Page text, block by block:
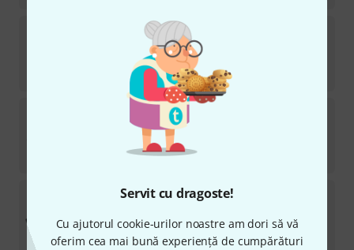
Servit cu dragoste!
Cu ajutorul cookie-urilor noastre am dori să vă
oferim cea mai bună experiență de cumpărături
Audio-Technica ATM75cw
1
lei
Audio-TechnicaAT829 W
5
lei
Audio-Technica Pro 8 HE B-Stock
în stoc
415lei